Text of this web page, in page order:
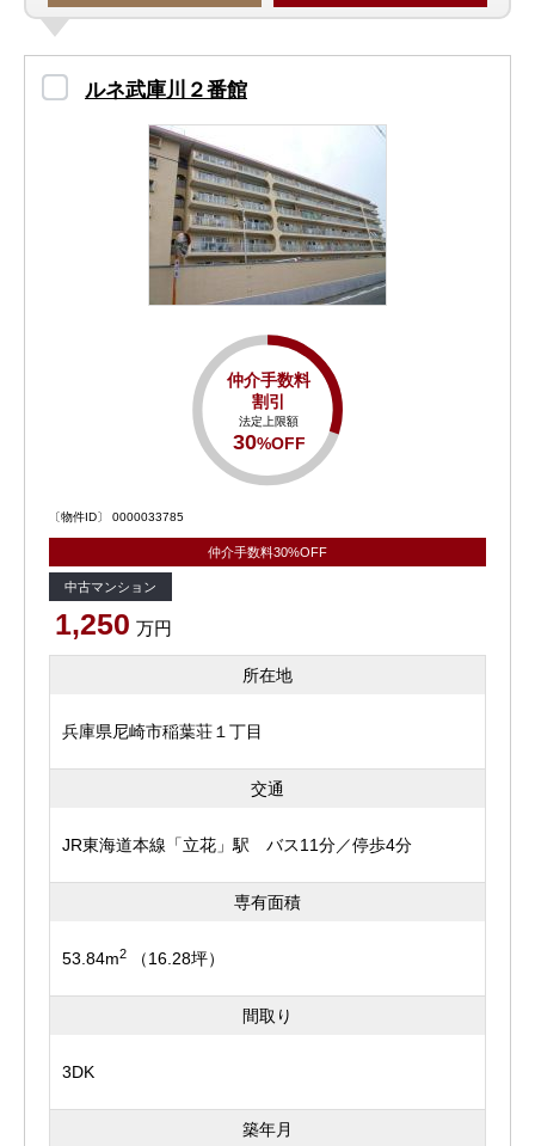
ルネ武庫川２番館
仲介手数料
割引
法定上限額
30%OFF
〔物件ID〕 0000033785
仲介手数料30%OFF
中古マンション
1,250 万円
所在地
兵庫県尼崎市稲葉荘１丁目
交通
JR東海道本線「立花」駅 バス11分／停歩4分
専有面積
53.84m2 （16.28坪）
間取り
3DK
築年月